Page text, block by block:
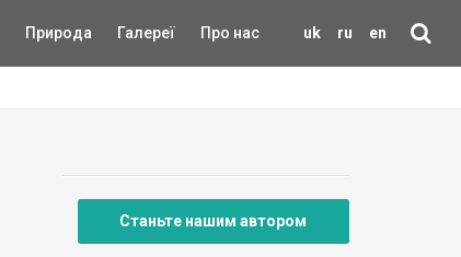
uk ru en
Природа Галереї Про нас
Станьте нашим автором